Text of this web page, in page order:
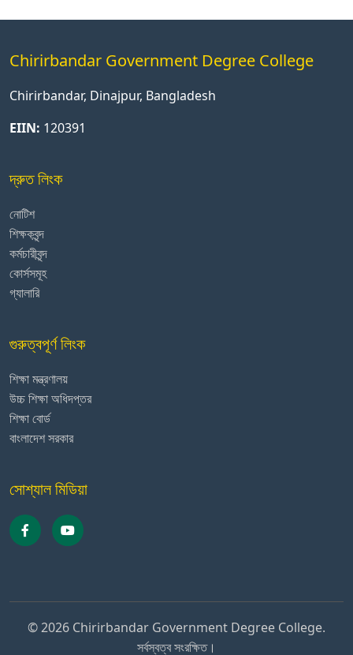
Chirirbandar Government Degree College
Chirirbandar, Dinajpur, Bangladesh
EIIN: 120391
দ্রুত লিংক
নোটিশ
শিক্ষকবৃন্দ
কর্মচারীবৃন্দ
কোর্সসমূহ
গ্যালারি
গুরুত্বপূর্ণ লিংক
শিক্ষা মন্ত্রণালয়
উচ্চ শিক্ষা অধিদপ্তর
শিক্ষা বোর্ড
বাংলাদেশ সরকার
সোশ্যাল মিডিয়া
© 2026 Chirirbandar Government Degree College.
সর্বস্বত্ব সংরক্ষিত।